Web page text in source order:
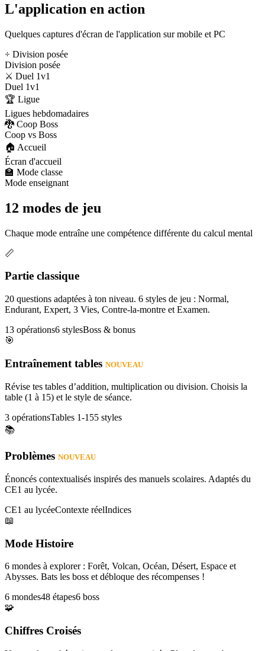
L'application en action
Quelques captures d'écran de l'application sur mobile et PC
÷ Division posée
Division posée
⚔️ Duel 1v1
Duel 1v1
🏆 Ligue
Ligues hebdomadaires
🐉 Coop Boss
Coop vs Boss
🏠 Accueil
Écran d'accueil
🏫 Mode classe
Mode enseignant
12 modes de jeu
Chaque mode entraîne une compétence différente du calcul mental
📏
Partie classique
20 questions adaptées à ton niveau. 6 styles de jeu : Normal,
Endurant, Expert, 3 Vies, Contre-la-montre et Examen.
13 opérations6 stylesBoss & bonus
🎯
Entraînement tables NOUVEAU
Révise tes tables d’addition, multiplication ou division. Choisis la
table (1 à 15) et le style de séance.
3 opérationsTables 1-155 styles
📚
Problèmes NOUVEAU
Énoncés contextualisés inspirés des manuels scolaires. Adaptés du
CE1 au lycée.
CE1 au lycéeContexte réelIndices
📖
Mode Histoire
6 mondes à explorer : Forêt, Volcan, Océan, Désert, Espace et
Abysses. Bats les boss et débloque des récompenses !
6 mondes48 étapes6 boss
🧩
Chiffres Croisés